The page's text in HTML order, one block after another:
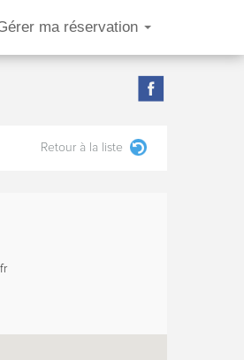
ma réservation
Retour à la liste